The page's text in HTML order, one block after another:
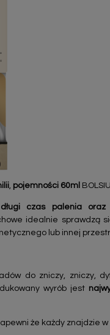
, pojemności 60ml
czas palenia
idealnie sprawdzą
lub innej
do zniczy, zniczy,
wyrób jest
że każdy znajdzie w